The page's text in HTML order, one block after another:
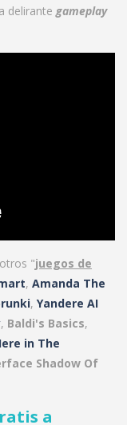
delirante gameplay
"juegos de
, Amanda The
, Yandere AI
, Baldi's Basics,
in The
Shadow Of
a